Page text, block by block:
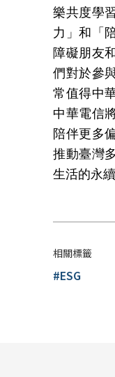
樂共度學
力」和「
障礙朋友
們對於參
常值得中
中華電信
陪伴更多
推動臺灣
生活的永續
相關標籤
#ESG